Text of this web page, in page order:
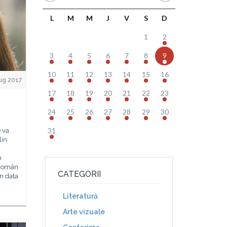
2017
va
data
L M M J V S D
1 2
3 4 5 6 7 8 9
10 11 12 13 14 15 16
17 18 19 20 21 22 23
24 25 26 27 28 29 30
31
CATEGORII
Literatură
Arte vizuale